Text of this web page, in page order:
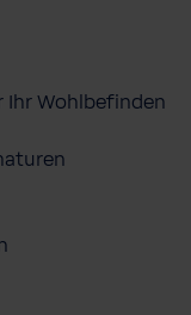
Wohlbefinden